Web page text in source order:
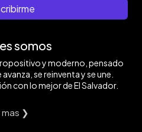
somos
y moderno, pensado
se reinventa y se une.
con lo mejor de El Salvador.
mas ❯